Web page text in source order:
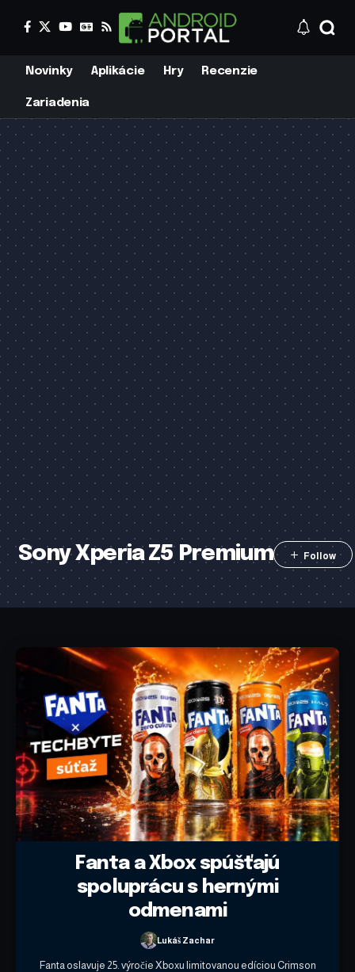
Novinky Aplikácie Hry Recenzie
Zariadenia
Sony Xperia Z5 Premium
Fanta a Xbox spúšťajú
spoluprácu s hernými
odmenami
Lukáš Zachar
Fanta oslavuje 25. výročie Xboxu limitovanou edíciou Crimson